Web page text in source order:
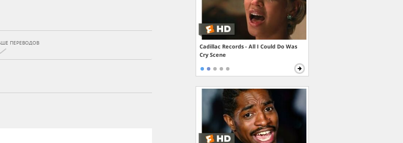
ПЕРЕВОДОВ
Cadillac Records - All I Could Do Was
Cry Scene